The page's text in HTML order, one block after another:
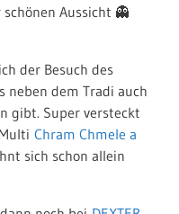
Aussicht 👻
der Besuch des
neben dem Tradi auch
gibt. Super versteckt
Chram Chmele a
sich schon allein